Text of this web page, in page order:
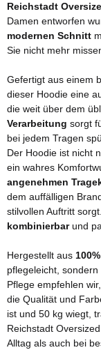
Reichstadt
Damen entworfen
modernen Schnitt
Sie nicht mehr
Gefertigt aus einem
dieser Hoodie eine
die weit über dem
Verarbeitung sorgt
bei jedem Tragen
Der Hoodie ist nicht
ein wahres
angenehmen
dem auffälligen
stilvollen Auftritt
kombinierbarund
Hergestellt aus
pflegeleicht,
Pflege empfehlen
die Qualität und
ist und 50 kg wiegt,
Reichstadt
Alltag als auch bei